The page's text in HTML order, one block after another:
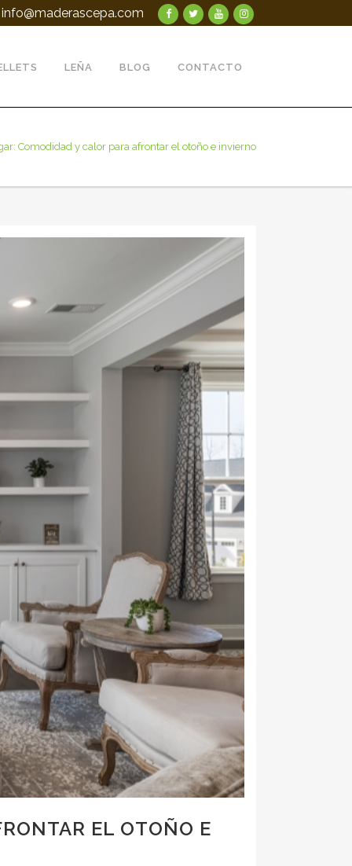
info@maderascepa.com
LEÑA BLOG CONTACTO
Comodidad y calor para afrontar el otoño e invierno
EL OTOÑO E